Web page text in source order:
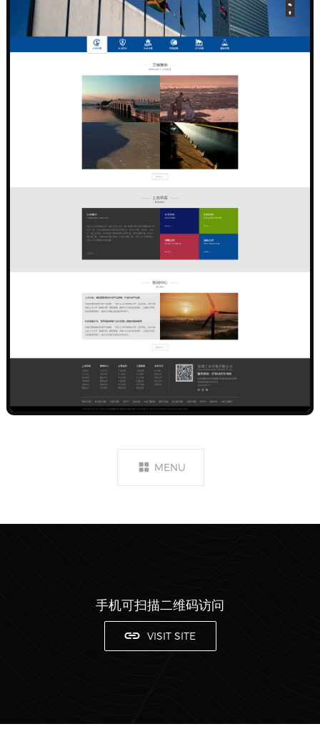
MENU
手机可扫描二维码访问
VISIT SITE